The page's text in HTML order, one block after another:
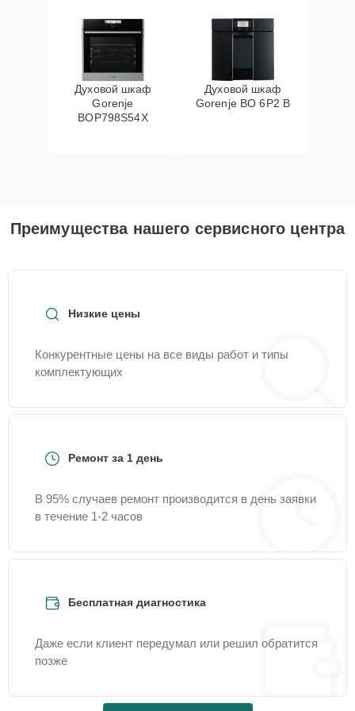
Духовой шкаф
Gorenje
BOP798S54X
Духовой шкаф
Gorenje BO 6P2 B
Преимущества нашего сервисного центра
Низкие цены
Конкурентные цены на все виды работ и типы
комплектующих
Ремонт за 1 день
В 95% случаев ремонт производится в день заявки
в течение 1-2 часов
Бесплатная диагностика
Даже если клиент передумал или решил обратится
позже